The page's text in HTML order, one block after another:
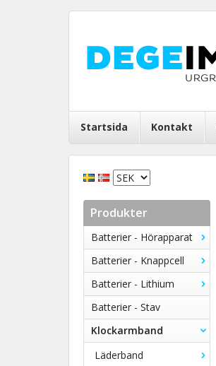
Startsida Kontakt
Produkter
Batterier - Hörapparat
Batterier - Knappcell
Batterier - Lithium
Batterier - Stav
Klockarmband
Läderband